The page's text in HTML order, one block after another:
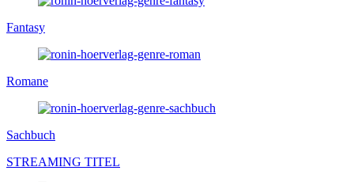
Fantasy
Romane
Sachbuch
STREAMING TITEL